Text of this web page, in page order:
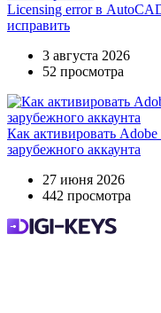
Licensing error в
исправить
3 августа 2026
52 просмотра
Как активировать
зарубежного аккаунта
27 июня 2026
442 просмотра